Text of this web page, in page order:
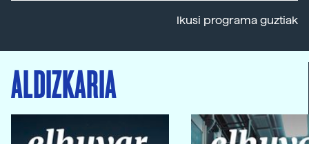
Ikusi programa guztiak
ALDIZKARIA